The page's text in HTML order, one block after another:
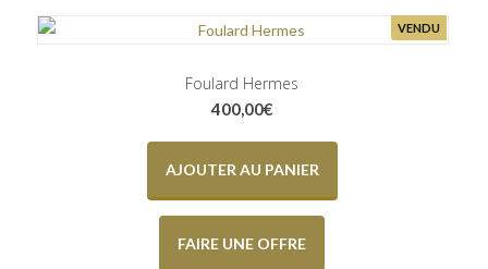
VENDU
Foulard Hermes
400,00€
AJOUTER AU PANIER
FAIRE UNE OFFRE